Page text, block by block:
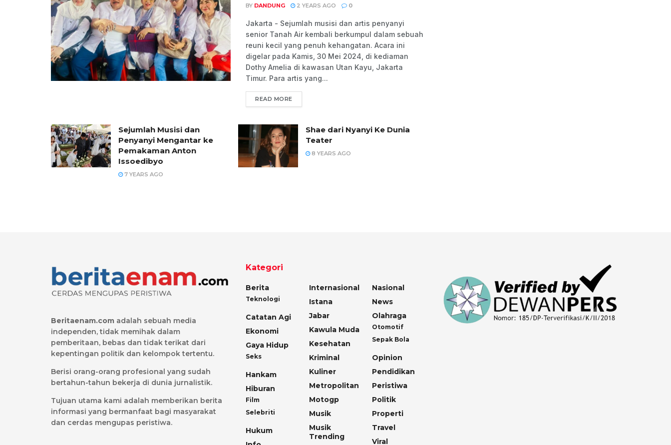
BY DANDUNG 2 YEARS AGO 0
Jakarta - Sejumlah musisi dan artis penyanyi
senior Tanah Air kembali berkumpul dalam sebuah
reuni kecil yang penuh kehangatan. Acara ini
digelar pada Kamis, 30 Mei 2024, di kediaman
Dothy Amelia di kawasan Utan Kayu, Jakarta
Timur. Para artis yang...
READ MORE
Sejumlah Musisi dan
Penyanyi Mengantar ke
Pemakaman Anton
Issoedibyo
7 YEARS AGO
Shae dari Nyanyi Ke Dunia
Teater
8 YEARS AGO
Beritaenam.com adalah sebuah media
independen, tidak memihak dalam
pemberitaan, bebas dan tidak terikat dari
kepentingan politik dan kelompok tertentu.
Berisi orang-orang profesional yang sudah
bertahun-tahun bekerja di dunia jurnalistik.
Tujuan utama kami adalah memberikan berita
informasi yang bermanfaat bagi masyarakat
dan cerdas mengupas peristiwa.
Kategori
Berita
Teknologi
Catatan Agi
Ekonomi
Gaya Hidup
Seks
Hankam
Hiburan
Film
Selebriti
Hukum
Internasional
Istana
Jabar
Kawula Muda
Kesehatan
Kriminal
Kuliner
Metropolitan
Motogp
Musik
Musik
Trending
Nasional
News
Olahraga
Otomotif
Sepak Bola
Opinion
Pendidikan
Peristiwa
Politik
Properti
Travel
Viral